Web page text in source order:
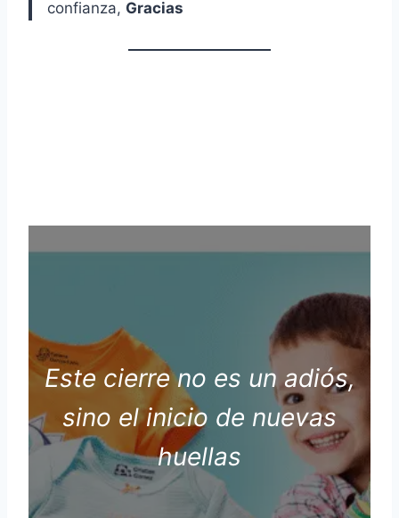
confianza, Gracias
Este cierre no es un adiós,
sino el inicio de nuevas
huellas